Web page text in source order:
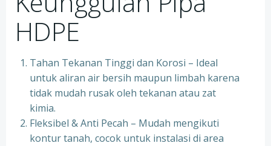
HDPE
Tahan Tekanan Tinggi dan Korosi – Ideal
untuk aliran air bersih maupun limbah karena
tidak mudah rusak oleh tekanan atau zat
kimia.
Fleksibel & Anti Pecah – Mudah mengikuti
kontur tanah, cocok untuk instalasi di area